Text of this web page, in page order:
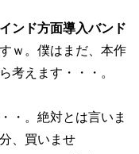
ンド方面導入バンド
ｗ。僕はまだ、本作
考えます・・・。
・。絶対とは言いま
、買いませ